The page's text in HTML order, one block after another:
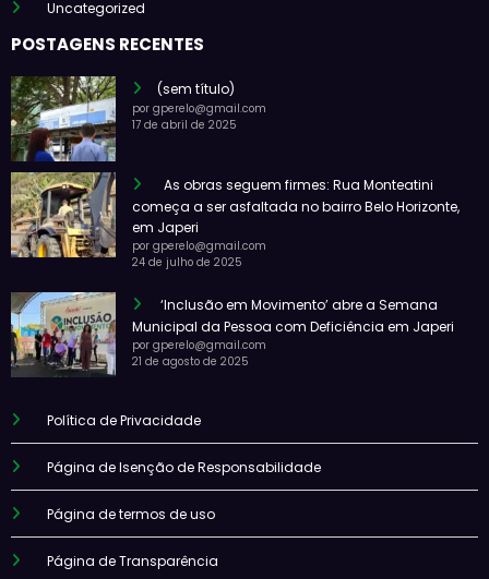
Uncategorized
POSTAGENS RECENTES
(sem título)
por gperelo@gmail.com
17 de abril de 2025
As obras seguem firmes: Rua Monteatini
começa a ser asfaltada no bairro Belo Horizonte,
em Japeri
por gperelo@gmail.com
24 de julho de 2025
‘Inclusão em Movimento’ abre a Semana
Municipal da Pessoa com Deficiência em Japeri
por gperelo@gmail.com
21 de agosto de 2025
Política de Privacidade
Página de Isenção de Responsabilidade
Página de termos de uso
Página de Transparência